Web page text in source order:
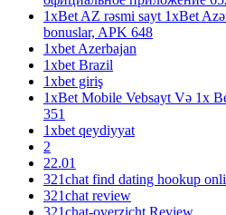
1xBet AZ rəsmi sayt 1xBet
bonuslar, APK 648
1xbet Azerbajan
1xbet Brazil
1xbet giriş
1xBet Mobile Vebsayt Və 1x
351
1xbet qeydiyyat
2
22.01
321chat find dating hookup
321chat review